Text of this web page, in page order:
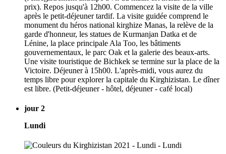
prix). Repos jusqu'à 12h00. Commencez la visite de la ville
après le petit-déjeuner tardif. La visite guidée comprend le
monument du héros national kirghize Manas, la relève de la
garde d'honneur, les statues de Kurmanjan Datka et de
Lénine, la place principale Ala Too, les bâtiments
gouvernementaux, le parc Oak et la galerie des beaux-arts.
Une visite touristique de Bichkek se termine sur la place de la
Victoire. Déjeuner à 15h00. L'après-midi, vous aurez du
temps libre pour explorer la capitale du Kirghizistan. Le dîner
est libre. (Petit-déjeuner - hôtel, déjeuner - café local)
jour 2
Lundi